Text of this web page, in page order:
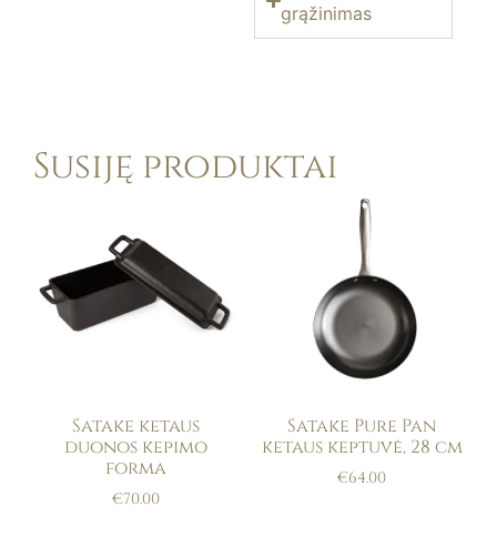
grąžinimas
Susiję produktai
Satake ketaus
duonos kepimo
forma
€70.00
Satake Pure Pan
ketaus keptuvė, 28 cm
€64.00